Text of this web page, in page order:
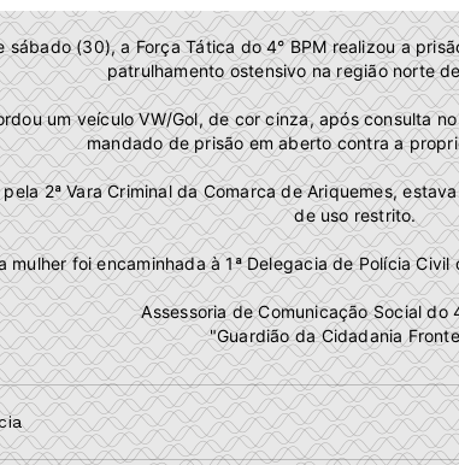
(30), a Força Tática do 4° BPM realizou a
patrulhamento ostensivo na região norte
um veículo VW/Gol, de cor cinza, após consulta
mandado de prisão em aberto contra a
2ª Vara Criminal da Comarca de Ariquemes,
de uso restrito.
mulher foi encaminhada à 1ª Delegacia de Polícia
Assessoria de Comunicação Social do
"Guardião da Cidadania